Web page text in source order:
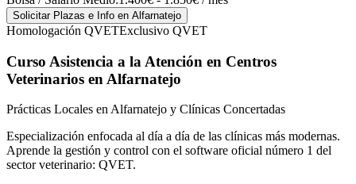
Solicitar Plazas e Info en Alfarnatejo
Homologación QVETExclusivo QVET
Curso Asistencia a la Atención en Centros
Veterinarios en Alfarnatejo
Prácticas Locales en Alfarnatejo y Clínicas Concertadas
Especialización enfocada al día a día de las clínicas más modernas.
Aprende la gestión y control con el software oficial número 1 del
sector veterinario: QVET.